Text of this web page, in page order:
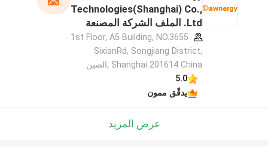
Technologies(Shanghai) Co.,
Ltd. الملف الشركة المصنعة
1st Floor, A5 Building, NO.3655
SixianRd, Songjiang District,
Shanghai 201614 China ,الصين
5.0
يدقّق ممون
عرض المزيد